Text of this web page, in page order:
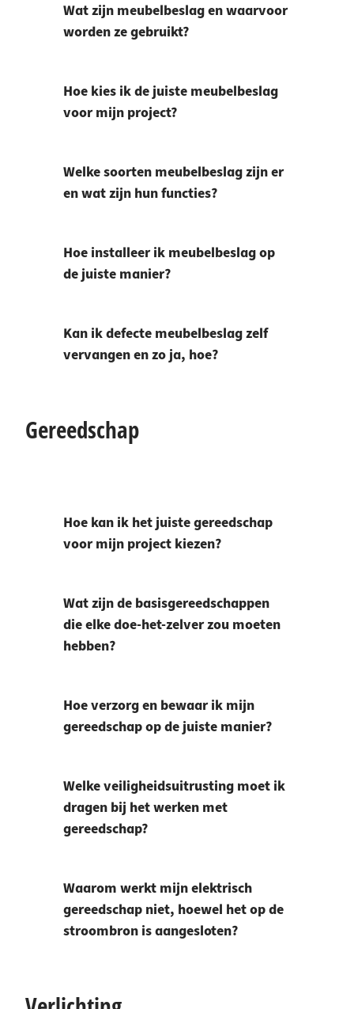
Wat zijn meubelbeslag en waarvoor
worden ze gebruikt?
Hoe kies ik de juiste meubelbeslag
voor mijn project?
Welke soorten meubelbeslag zijn er
en wat zijn hun functies?
Hoe installeer ik meubelbeslag op
de juiste manier?
Kan ik defecte meubelbeslag zelf
vervangen en zo ja, hoe?
Gereedschap
Hoe kan ik het juiste gereedschap
voor mijn project kiezen?
Wat zijn de basisgereedschappen
die elke doe-het-zelver zou moeten
hebben?
Hoe verzorg en bewaar ik mijn
gereedschap op de juiste manier?
Welke veiligheidsuitrusting moet ik
dragen bij het werken met
gereedschap?
Waarom werkt mijn elektrisch
gereedschap niet, hoewel het op de
stroombron is aangesloten?